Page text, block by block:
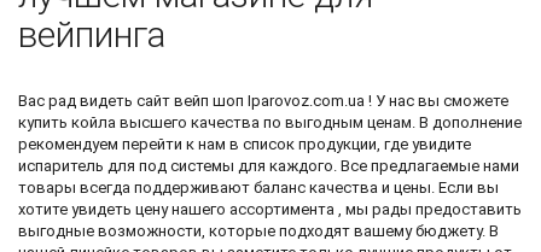
вейпинга
Вас рад видеть сайт вейп шоп Iparovoz.com.ua ! У нас вы сможете
купить койла высшего качества по выгодным ценам. В дополнение
рекомендуем перейти к нам в список продукции, где увидите
испаритель для под системы для каждого. Все предлагаемые нами
товары всегда поддерживают баланс качества и цены. Если вы
хотите увидеть цену нашего ассортимента , мы рады предоставить
выгодные возможности, которые подходят вашему бюджету. В